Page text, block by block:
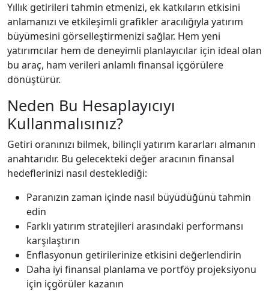
Yıllık getirileri tahmin etmenizi, ek katkıların etkisini
anlamanızı ve etkileşimli grafikler aracılığıyla yatırım
büyümesini görselleştirmenizi sağlar. Hem yeni
yatırımcılar hem de deneyimli planlayıcılar için ideal olan
bu araç, ham verileri anlamlı finansal içgörülere
dönüştürür.
Neden Bu Hesaplayıcıyı
Kullanmalısınız?
Getiri oranınızı bilmek, bilinçli yatırım kararları almanın
anahtarıdır. Bu gelecekteki değer aracının finansal
hedeflerinizi nasıl desteklediği:
Paranızın zaman içinde nasıl büyüdüğünü tahmin
edin
Farklı yatırım stratejileri arasındaki performansı
karşılaştırın
Enflasyonun getirilerinize etkisini değerlendirin
Daha iyi finansal planlama ve portföy projeksiyonu
için içgörüler kazanın